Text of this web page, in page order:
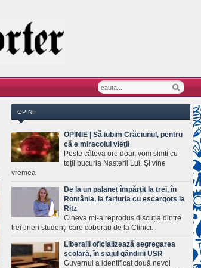
OPINII
OPINIE | Să iubim Crăciunul, pentru
că e miracolul vieţii
Peste câteva ore doar, vom simți cu
toții bucuria Naşterii Lui. Și vine
vremea
De la un palaneț împărțit la trei, în
România, la farfuria cu escargots la
Ritz
Cineva mi-a reprodus discuția dintre
trei tineri studenți care coborau de la Clinici.
Liberalii oficializează segregarea
şcolară, în siajul gândirii USR
Guvernul a identificat două nevoi